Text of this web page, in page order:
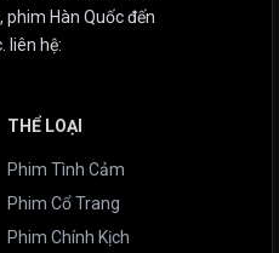
Hàn Quốc đến
liên hệ:
THỂ LOẠI
Phim Tình Cảm
Phim Cổ Trang
Phim Chính Kịch